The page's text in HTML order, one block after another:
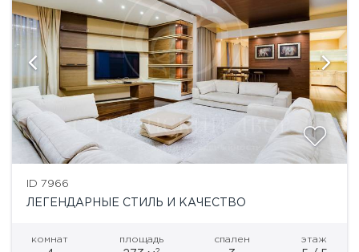
ID 7966
ЛЕГЕНДАРНЫЕ СТИЛЬ И КАЧЕСТВО
комнат площадь спален этаж